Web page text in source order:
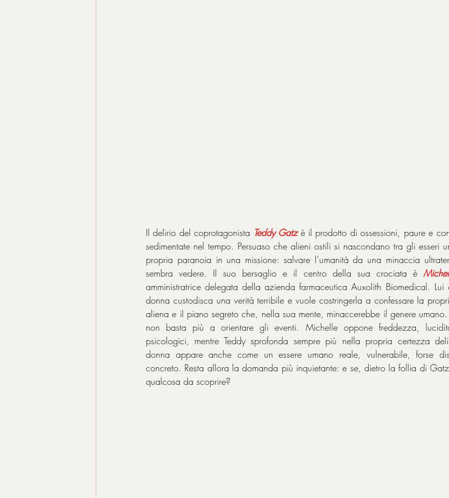
Il delirio del coprotagonista Teddy Gatz è il prodotto di ossessioni, paure e
sedimentate nel tempo. Persuaso che alieni ostili si nascondano tra gli esseri
propria paranoia in una missione: salvare l’umanità da una minaccia
sembra vedere. Il suo bersaglio e il centro della sua crociata è
amministratrice delegata della azienda farmaceutica Auxolith Biomedical.
donna custodisca una verità terribile e vuole costringerla a confessare la
aliena e il piano segreto che, nella sua mente, minaccerebbe il genere
non basta più a orientare gli eventi. Michelle oppone freddezza,
psicologici, mentre Teddy sprofonda sempre più nella propria certezza
donna appare anche come un essere umano reale, vulnerabile, forse
concreto. Resta allora la domanda più inquietante: e se, dietro la follia di
qualcosa da scoprire?